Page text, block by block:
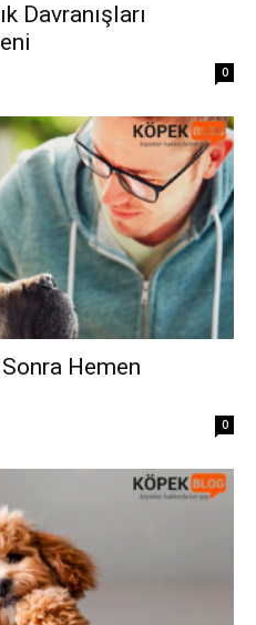
Davranışları
0
Hemen
0